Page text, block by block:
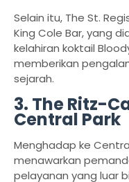
Selain itu, The St.
King Cole Bar, yang
kelahiran koktail
memberikan
sejarah.
3. The Ritz-
Central Park
Menghadap ke
menawarkan
pelayanan yang luar